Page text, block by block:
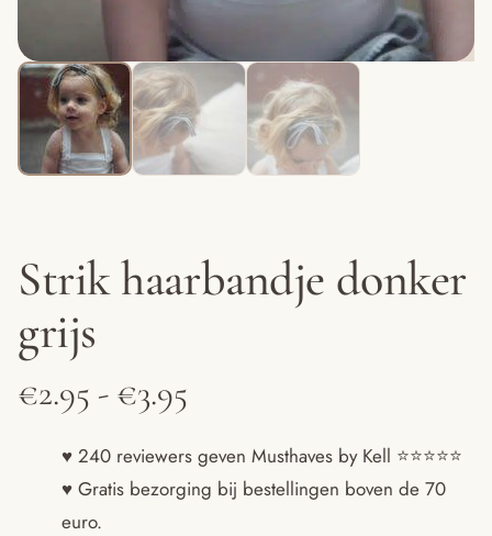
Strik haarbandje donker
grijs
€2.95 - €3.95
€2.95
tot
♥ 240 reviewers geven Musthaves by Kell ⭐️⭐️⭐️⭐️⭐️
♥ Gratis bezorging bij bestellingen boven de 70
euro.